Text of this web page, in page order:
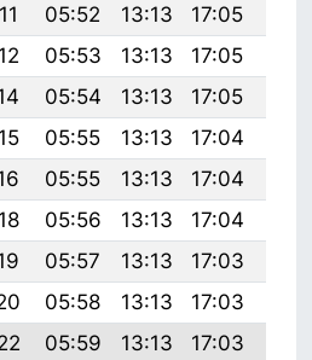
05:52 13:13 17:05
05:53 13:13 17:05
05:54 13:13 17:05
05:55 13:13 17:04
05:55 13:13 17:04
05:56 13:13 17:04
05:57 13:13 17:03
05:58 13:13 17:03
05:59 13:13 17:03